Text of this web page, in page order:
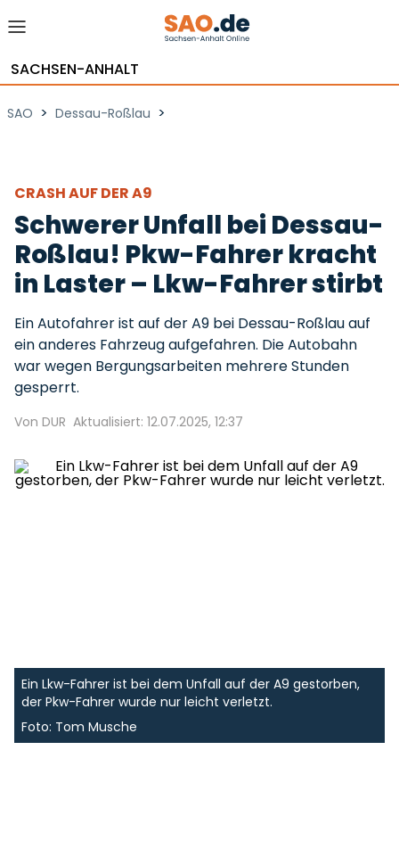
SACHSEN-ANHALT
SAO > Dessau-Roßlau >
CRASH AUF DER A9
Schwerer Unfall bei Dessau-
Roßlau! Pkw-Fahrer kracht
in Laster – Lkw-Fahrer stirbt
Ein Autofahrer ist auf der A9 bei Dessau-Roßlau auf
ein anderes Fahrzeug aufgefahren. Die Autobahn
war wegen Bergungsarbeiten mehrere Stunden
gesperrt.
Von DUR Aktualisiert: 12.07.2025, 12:37
Ein Lkw-Fahrer ist bei dem Unfall auf der A9 gestorben,
der Pkw-Fahrer wurde nur leicht verletzt.
Foto: Tom Musche